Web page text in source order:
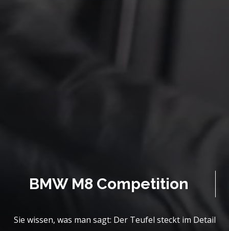
BMW M8 Competition
Sie wissen, was man sagt: Der Teufel steckt im Detail